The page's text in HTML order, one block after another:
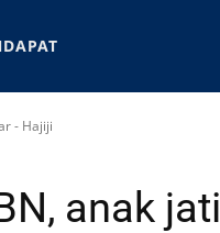
- Hajiji
anak jati